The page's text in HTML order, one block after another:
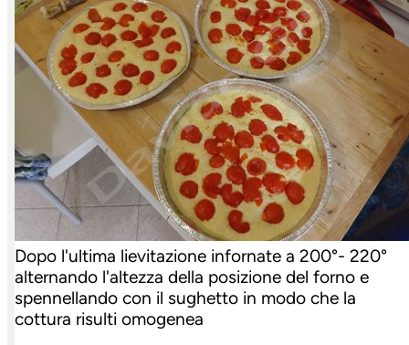
Dopo l'ultima lievitazione infornate a 200°- 220°
alternando l'altezza della posizione del forno e
spennellando con il sughetto in modo che la
cottura risulti omogenea